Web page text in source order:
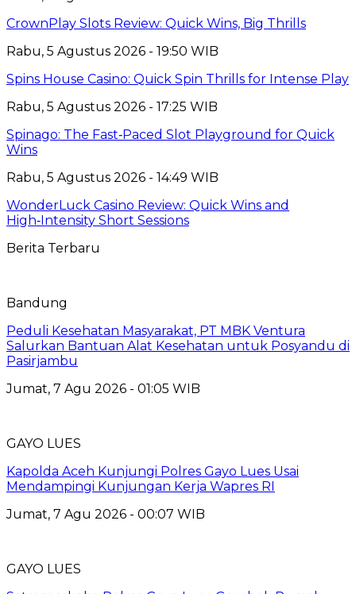
CrownPlay Slots Review: Quick Wins, Big Thrills
Rabu, 5 Agustus 2026 - 19:50 WIB
Spins House Casino: Quick Spin Thrills for Intense Play
Rabu, 5 Agustus 2026 - 17:25 WIB
Spinago: The Fast‑Paced Slot Playground for Quick
Wins
Rabu, 5 Agustus 2026 - 14:49 WIB
WonderLuck Casino Review: Quick Wins and
High‑Intensity Short Sessions
Berita Terbaru
Bandung
Peduli Kesehatan Masyarakat, PT MBK Ventura
Salurkan Bantuan Alat Kesehatan untuk Posyandu di
Pasirjambu
Jumat, 7 Agu 2026 - 01:05 WIB
GAYO LUES
Kapolda Aceh Kunjungi Polres Gayo Lues Usai
Mendampingi Kunjungan Kerja Wapres RI
Jumat, 7 Agu 2026 - 00:07 WIB
GAYO LUES